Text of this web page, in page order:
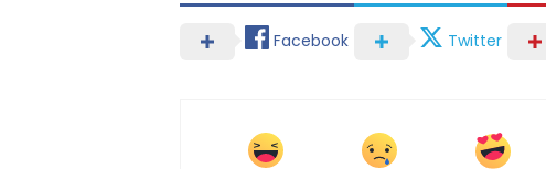
Facebook Twitter